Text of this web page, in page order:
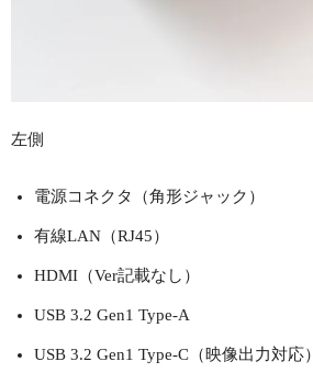
左側
電源コネクタ（角形ジャック）
有線LAN（RJ45）
HDMI（Ver記載なし）
USB 3.2 Gen1 Type-A
USB 3.2 Gen1 Type-C（映像出力対応）